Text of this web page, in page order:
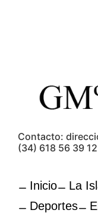
Contacto:
(34) 618 56 39
Inicio La
Deportes